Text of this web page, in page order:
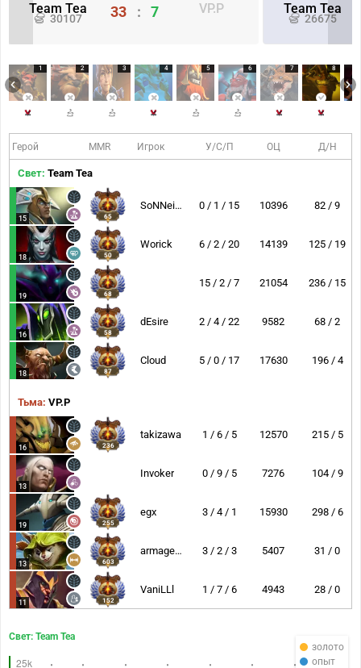
Team Tea
30107
VP.P
33 : 7 Team Tea
26675
1 2 3 4 5 6 7 8
Герой MMR Игрок У/С/П ОЦ Д/Н
Свет: Team Tea
15 65
SoNNeikO 0 / 1 / 15 10396 82 / 9
18 50
Worick 6 / 2 / 20 14139 125 / 19
19 68
15 / 2 / 7 21054 236 / 15
16 58
dEsire 2 / 4 / 22 9582 68 / 2
18 87
Cloud 5 / 0 / 17 17630 196 / 4
Тьма: VP.P
16 236
takizawa 1 / 6 / 5 12570 215 / 5
13
Invoker 0 / 9 / 5 7276 104 / 9
19 255
egx 3 / 4 / 1 15930 298 / 6
13 603
armageddon 3 / 2 / 3 5407 31 / 0
11 152
VaniLLl 1 / 7 / 6 4943 28 / 0
золото
опыт
Свет: Team Tea